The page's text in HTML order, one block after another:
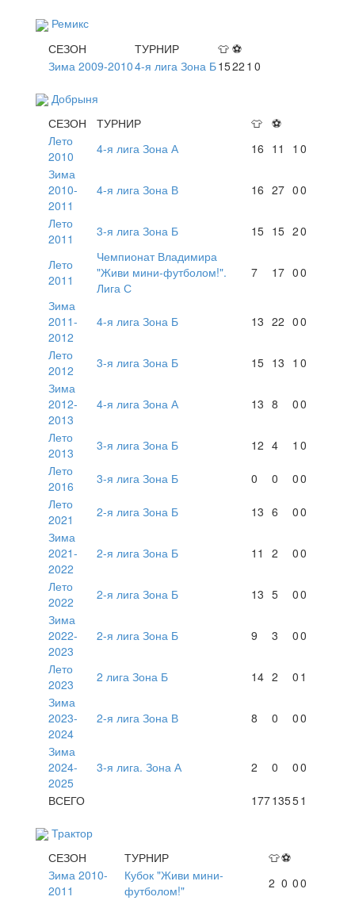
Ремикс
СЕЗОН
ТУРНИР 👕 ⚽
Зима 2009-20104-я лига Зона Б1522 1 0
Добрыня
СЕЗОН
ТУРНИР 👕 ⚽
Лето
2010
4-я лига Зона А 16 11 1 0
Зима
2010-
2011
4-я лига Зона В 16 27 00
Лето
2011
3-я лига Зона Б 15 15 20
Лето
2011
Чемпионат Владимира
"Живи мини-футболом!".
Лига С
7 17 00
Зима
2011-
2012
4-я лига Зона Б 13 22 00
Лето
2012
3-я лига Зона Б 15 13 1 0
Зима
2012-
2013
4-я лига Зона А 13 8 00
Лето
2013
3-я лига Зона Б 12 4 1 0
Лето
2016
3-я лига Зона Б 0 0 00
Лето
2021
2-я лига Зона Б 13 6 00
Зима
2021-
2022
2-я лига Зона Б 11 2 00
Лето
2022
2-я лига Зона Б 13 5 00
Зима
2022-
2023
2-я лига Зона Б 9 3 00
Лето
2023
2 лига Зона Б 14 2 0 1
Зима
2023-
2024
2-я лига Зона В 8 0 00
Зима
2024-
2025
3-я лига. Зона А 2 0 00
ВСЕГО 17713551
Трактор
СЕЗОН
ТУРНИР 👕⚽
Зима 2010-
2011
Кубок "Живи мини-
футболом!"
2 0 00